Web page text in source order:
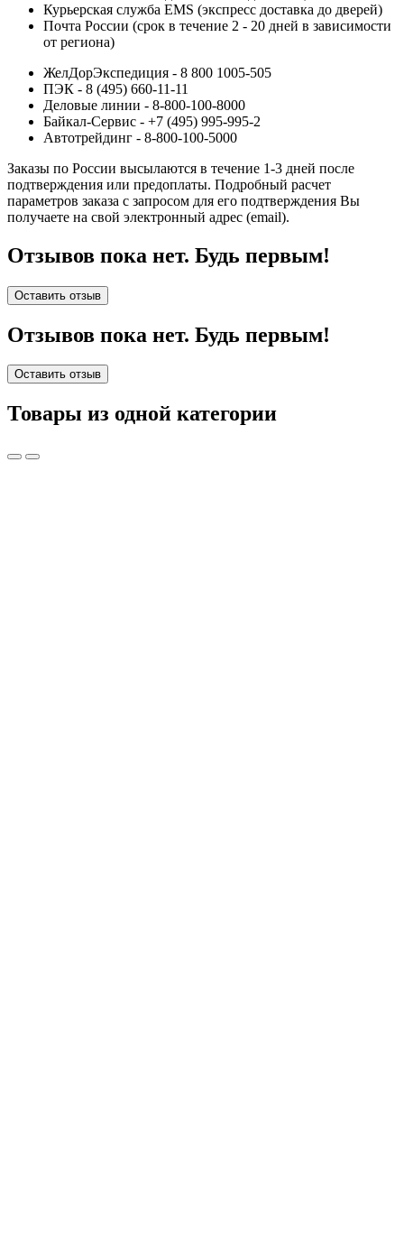
Курьерская служба EMS (экспресс доставка до дверей)
Почта России (срок в течение 2 - 20 дней в зависимости
от региона)
ЖелДорЭкспедиция - 8 800 1005-505
ПЭК - 8 (495) 660-11-11
Деловые линии - 8-800-100-8000
Байкал-Сервис - +7 (495) 995-995-2
Автотрейдинг - 8-800-100-5000
Заказы по России высылаются в течение 1-3 дней после
подтверждения или предоплаты. Подробный расчет
параметров заказа с запросом для его подтверждения Вы
получаете на свой электронный адрес (email).
Отзывов пока нет. Будь первым!
Оставить отзыв
Отзывов пока нет. Будь первым!
Оставить отзыв
Товары из одной категории